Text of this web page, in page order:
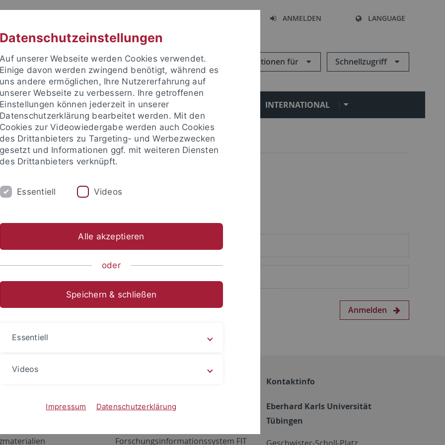
ANMELDEN LANGUAGE
Informationen für Schnellzugriff
FORSCHUNG EINRICHTUNGEN INTERNATIONAL
um sich anzumelden:
Anmelden
Netzwerk
ALMA
Forschungsinformationssystem FIT
Kontaktinfo
Eberhard Karls Universität
Tübingen
Datenschutzeinstellungen
Auf unserer Webseite werden Cookies verwendet.
Einige davon werden zwingend benötigt, während es
uns andere ermöglichen, Ihre Nutzererfahrung auf
unserer Webseite zu verbessern. Ihre getroffenen
Einstellungen können jederzeit in unserer
Datenschutzerklärung bearbeitet werden. Mit den
Cookies zur Videowiedergabe werden auch Cookies
des Drittanbieters zu Targeting- und Werbezwecken
gesetzt und Informationen ggf. mit weiteren Diensten
des Drittanbieters verknüpft.
Essentiell Videos
Alle akzeptieren
oder
Speichern & schließen
Essentiell
Videos
Impressum Datenschutzerklärung